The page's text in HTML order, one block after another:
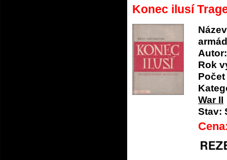
Konec ilusí
Autor:
Rok
War II
Stav: